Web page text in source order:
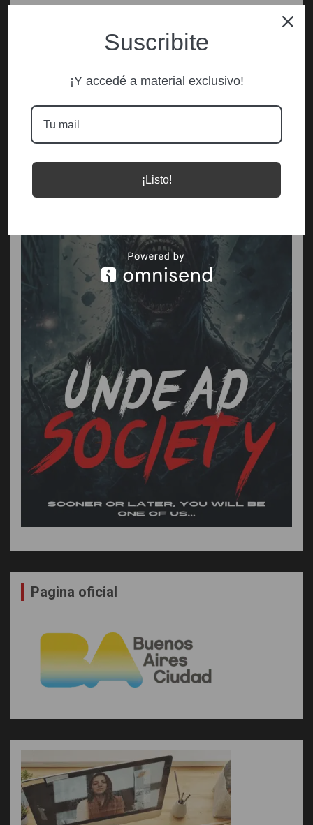
Pagina oficial
Suscribite
¡Y accedé a material exclusivo!
¡Listo!